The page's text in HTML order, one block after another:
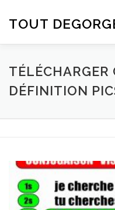
TOUT
TÉLÉCHARGER
DÉFINITION